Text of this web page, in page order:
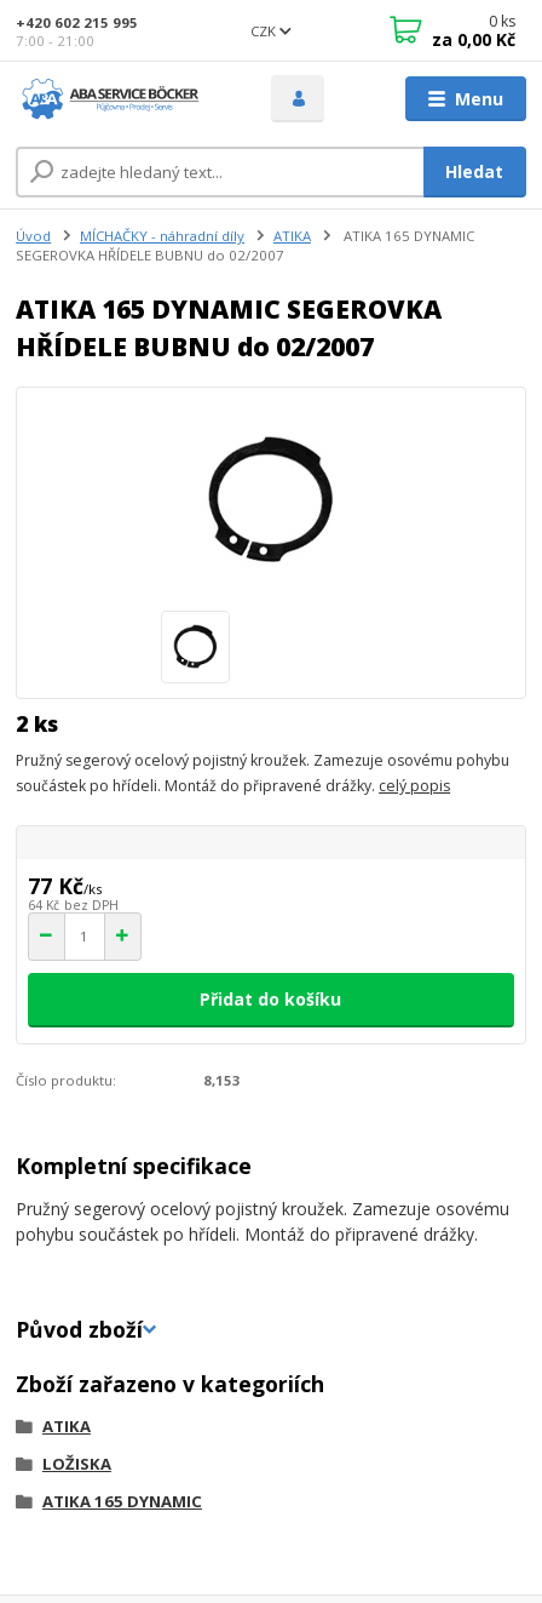
Menu
CZK
Hledat
+420 602 215 995
7:00 - 21:00
0 ks
za 0,00 Kč
Úvod MÍCHAČKY - náhradní díly ATIKA
ATIKA 165 DYNAMIC
SEGEROVKA HŘÍDELE BUBNU do 02/2007
ATIKA 165 DYNAMIC SEGEROVKA
HŘÍDELE BUBNU do 02/2007
2 ks
Pružný segerový ocelový pojistný kroužek. Zamezuje osovému pohybu
součástek po hřídeli. Montáž do připravené drážky. celý popis
77 Kč/ks
64 Kč bez DPH
Přidat do košíku
Číslo produktu: 8,153
Kompletní specifikace
Pružný segerový ocelový pojistný kroužek. Zamezuje osovému
pohybu součástek po hřídeli. Montáž do připravené drážky.
Původ zboží
Zboží zařazeno v kategoriích
ATIKA
LOŽISKA
ATIKA 165 DYNAMIC